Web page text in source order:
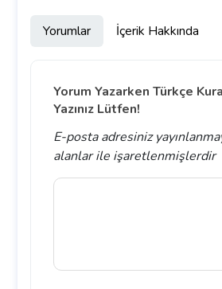
Yorumlar İçerik Hakkında
Yorum Yazarken Türkçe
Yazınız Lütfen!
E-posta adresiniz
alanlarile işaretlenmişlerdir